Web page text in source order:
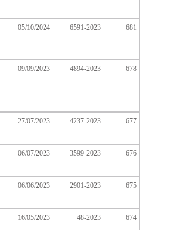
681
6591-2023
05/10/2024
678
4894-2023
09/09/2023
677
4237-2023
27/07/2023
676
3599-2023
06/07/2023
675
2901-2023
06/06/2023
674
48-2023
16/05/2023